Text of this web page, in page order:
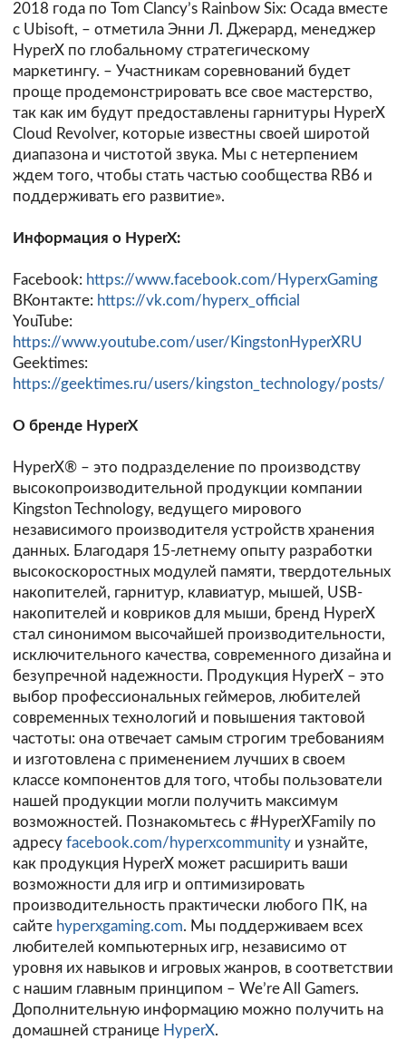
2018 года по Tom Clancy’s Rainbow Six: Осада вместе
с Ubisoft, – отметила Энни Л. Джерард, менеджер
HyperX по глобальному стратегическому
маркетингу. – Участникам соревнований будет
проще продемонстрировать все свое мастерство,
так как им будут предоставлены гарнитуры HyperX
Cloud Revolver, которые известны своей широтой
диапазона и чистотой звука. Мы с нетерпением
ждем того, чтобы стать частью сообщества RB6 и
поддерживать его развитие».
Информация о HyperX:
Facebook: https://www.facebook.com/HyperxGaming
ВКонтакте: https://vk.com/hyperx_official
YouTube:
https://www.youtube.com/user/KingstonHyperXRU
Geektimes:
https://geektimes.ru/users/kingston_technology/posts/
О бренде HyperX
HyperX® – это подразделение по производству
высокопроизводительной продукции компании
Kingston Technology, ведущего мирового
независимого производителя устройств хранения
данных. Благодаря 15-летнему опыту разработки
высокоскоростных модулей памяти, твердотельных
накопителей, гарнитур, клавиатур, мышей, USB-
накопителей и ковриков для мыши, бренд HyperX
стал синонимом высочайшей производительности,
исключительного качества, современного дизайна и
безупречной надежности. Продукция HyperX – это
выбор профессиональных геймеров, любителей
современных технологий и повышения тактовой
частоты: она отвечает самым строгим требованиям
и изготовлена с применением лучших в своем
классе компонентов для того, чтобы пользователи
нашей продукции могли получить максимум
возможностей. Познакомьтесь с #HyperXFamily по
адресу facebook.com/hyperxcommunity и узнайте,
как продукция HyperX может расширить ваши
возможности для игр и оптимизировать
производительность практически любого ПК, на
сайте hyperxgaming.com. Мы поддерживаем всех
любителей компьютерных игр, независимо от
уровня их навыков и игровых жанров, в соответствии
с нашим главным принципом – We’re All Gamers.
Дополнительную информацию можно получить на
домашней странице HyperX.